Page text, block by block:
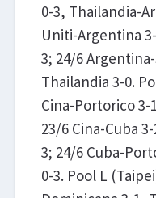
0-3, Thailandia-
Uniti-Argentina
3; 24/6
Thailandia 3-0.
Cina-Portorico 3-
23/6 Cina-Cuba
3; 24/6 Cuba-
0-3. Pool L